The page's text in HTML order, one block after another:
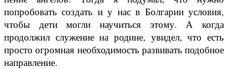
попробовать создать и у нас в Болгарии условия,
чтобы дети могли научиться этому. А когда
продолжил служение на родине, увидел, что есть
просто огромная необходимость развивать подобное
направление.